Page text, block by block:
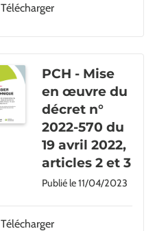
Télécharger
PCH - Mise
en œuvre du
décret n°
2022-570 du
19 avril 2022,
articles 2 et 3
Publié le11/04/2023
Télécharger